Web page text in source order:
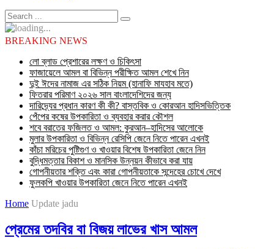
BREAKING NEWS
লো ব্লাড প্রেশারের লক্ষণ ও চিকিৎসা
ফাজায়েলে আমল বা বিভিন্ন পরীক্ষিত আমল শেখে নিন
দুই ঈদের নামাজ এর সঠিক নিয়ম (হানাফি মাযহাব মতে)
ফিতরার পরিমাণ ২০২৬ সাল বাংলাদেশিদের জন্য
দারিদ্র্যের প্রধান কারণ কী কী? বাস্তবিক ও কোরআন হাদিসভিত্তিক
পেঁপের কষের উপকারিতা ও ব্যবহার করার কৌশল
শবে বরাতের ফজিলত ও আমল: কুরআন–হাদিসের আলোকে
মুলার উপকারিতা ও বিভিন্ন রেসিপি জেনে নিতে পারেন এখনই
কাঁচা মরিচের পুষ্টিগুণ ও খাওয়ার বিশেষ উপকারিতা জেনে নিন
বুদ্ধিমত্তার বিকাশ ও মানসিক উন্নয়ন কীভাবে করা যায়
গোপনীয়তার শক্তি এবং কারা গোপনীয়তাকে সন্দেহের চোখে দেখে
ফুলকপি খাওয়ার উপকারিতা জেনে নিতে পারেন এখনই
Home Update jadu
প্রেমের তদবির বা বিজয় লাভের খাস আমল